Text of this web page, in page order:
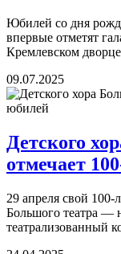
Юбилей со дня
впервые отметят
Кремлевском
09.07.2025
Детского
отмечает
29 апреля свой
Большого театра —
театрализованный